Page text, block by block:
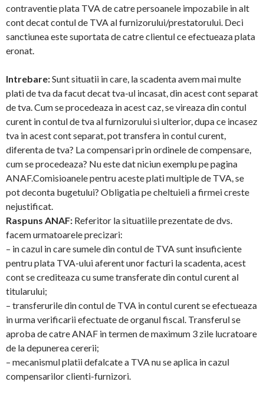
contraventie plata TVA de catre persoanele impozabile in alt
cont decat contul de TVA al furnizorului/prestatorului. Deci
sanctiunea este suportata de catre clientul ce efectueaza plata
eronat.
Intrebare:Sunt situatii in care, la scadenta avem mai multe
plati de tva da facut decat tva-ul incasat, din acest cont separat
de tva. Cum se procedeaza in acest caz, se vireaza din contul
curent in contul de tva al furnizorului si ulterior, dupa ce incasez
tva in acest cont separat, pot transfera in contul curent,
diferenta de tva? La compensari prin ordinele de compensare,
cum se procedeaza? Nu este dat niciun exemplu pe pagina
ANAF.Comisioanele pentru aceste plati multiple de TVA, se
pot deconta bugetului? Obligatia pe cheltuieli a firmei creste
nejustificat.
Raspuns ANAF: Referitor la situatiile prezentate de dvs.
facem urmatoarele precizari:
– in cazul in care sumele din contul de TVA sunt insuficiente
pentru plata TVA-ului aferent unor facturi la scadenta, acest
cont se crediteaza cu sume transferate din contul curent al
titularului;
– transferurile din contul de TVA in contul curent se efectueaza
in urma verificarii efectuate de organul fiscal. Transferul se
aproba de catre ANAF in termen de maximum 3 zile lucratoare
de la depunerea cererii;
– mecanismul platii defalcate a TVA nu se aplica in cazul
compensarilor clienti-furnizori.